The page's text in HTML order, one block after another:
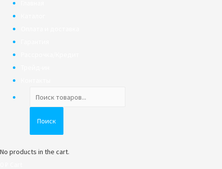
товаров
Поиск
No products in the cart.